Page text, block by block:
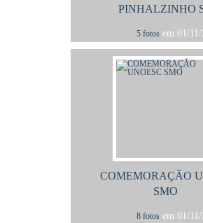
PINHALZINHO
5 fotos em 01/
COMEMORAÇÃO
SMO
8 fotos em 01/